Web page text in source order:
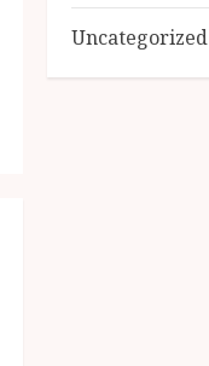
Uncategorized